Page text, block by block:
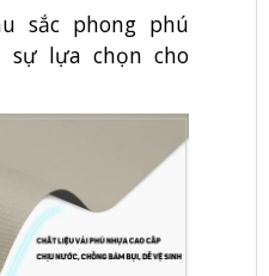
sắc phong phú
sự lựa chọn cho